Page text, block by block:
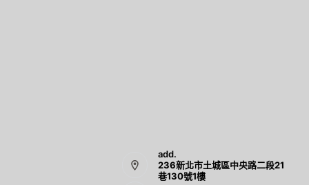
add.
236新北市土城區中央路二段21
巷130號1樓